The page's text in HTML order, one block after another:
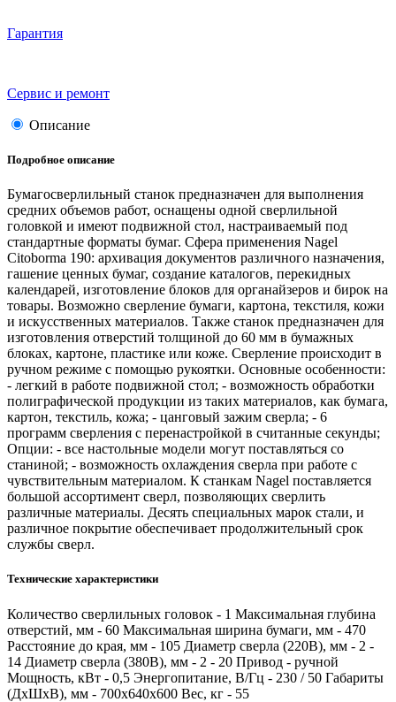
Гарантия
Сервис и ремонт
Описание
Подробное описание
Бумагосверлильный станок предназначен для выполнения
средних объемов работ, оснащены одной сверлильной
головкой и имеют подвижной стол, настраиваемый под
стандартные форматы бумаг. Сфера применения Nagel
Citoborma 190: архивация документов различного назначения,
гашение ценных бумаг, создание каталогов, перекидных
календарей, изготовление блоков для органайзеров и бирок на
товары. Возможно сверление бумаги, картона, текстиля, кожи
и искусственных материалов. Также станок предназначен для
изготовления отверстий толщиной до 60 мм в бумажных
блоках, картоне, пластике или коже. Сверление происходит в
ручном режиме с помощью рукоятки. Основные особенности:
- легкий в работе подвижной стол; - возможность обработки
полиграфической продукции из таких материалов, как бумага,
картон, текстиль, кожа; - цанговый зажим сверла; - 6
программ сверления с перенастройкой в считанные секунды;
Опции: - все настольные модели могут поставляться со
станиной; - возможность охлаждения сверла при работе с
чувствительным материалом. К станкам Nagel поставляется
большой ассортимент сверл, позволяющих сверлить
различные материалы. Десять специальных марок стали, и
различное покрытие обеспечивает продолжительный срок
службы сверл.
Технические характеристики
Количество сверлильных головок - 1 Максимальная глубина
отверстий, мм - 60 Максимальная ширина бумаги, мм - 470
Расстояние до края, мм - 105 Диаметр сверла (220В), мм - 2 -
14 Диаметр сверла (380В), мм - 2 - 20 Привод - ручной
Мощность, кВт - 0,5 Энергопитание, В/Гц - 230 / 50 Габариты
(ДхШхВ), мм - 700х640х600 Вес, кг - 55